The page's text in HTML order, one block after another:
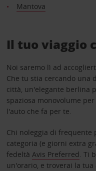
Mantova
Il tuo viaggio
Noi saremo lì ad
Che tu stia cercando una
città, un'elegante berlina
spaziosa monovolume
l'auto che fa per te.
Chi noleggia di frequente
categoria (e giorni extra
fedeltà Avis Preferred. Ti
un'orario, e troverai la